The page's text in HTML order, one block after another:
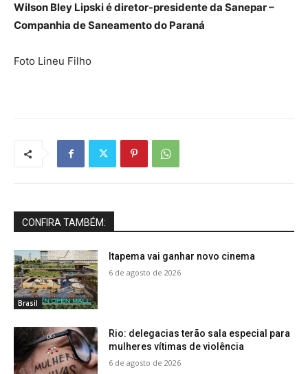
Wilson Bley Lipski é diretor-presidente da Sanepar –
Companhia de Saneamento do Paraná
Foto Lineu Filho
CONFIRA TAMBÉM:
Brasil
Itapema vai ganhar novo cinema
6 de agosto de 2026
Rio: delegacias terão sala especial para
mulheres vítimas de violência
6 de agosto de 2026